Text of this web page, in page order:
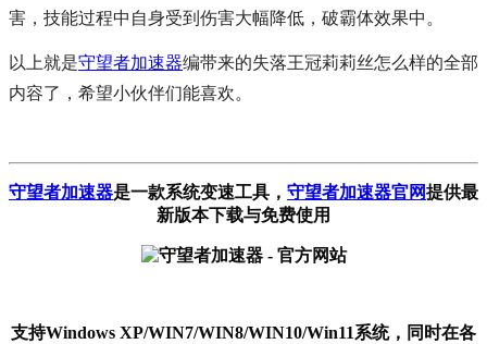
害，技能过程中自身受到伤害大幅降低，破霸体效果中。
以上就是守望者加速器编带来的失落王冠莉莉丝怎么样的全部
内容了，希望小伙伴们能喜欢。
守望者加速器是一款系统变速工具 ， 守望者加速器官网提供最
新版本下载与免费使用
支持Windows XP/WIN7/WIN8/WIN10/Win11系统，同时在各